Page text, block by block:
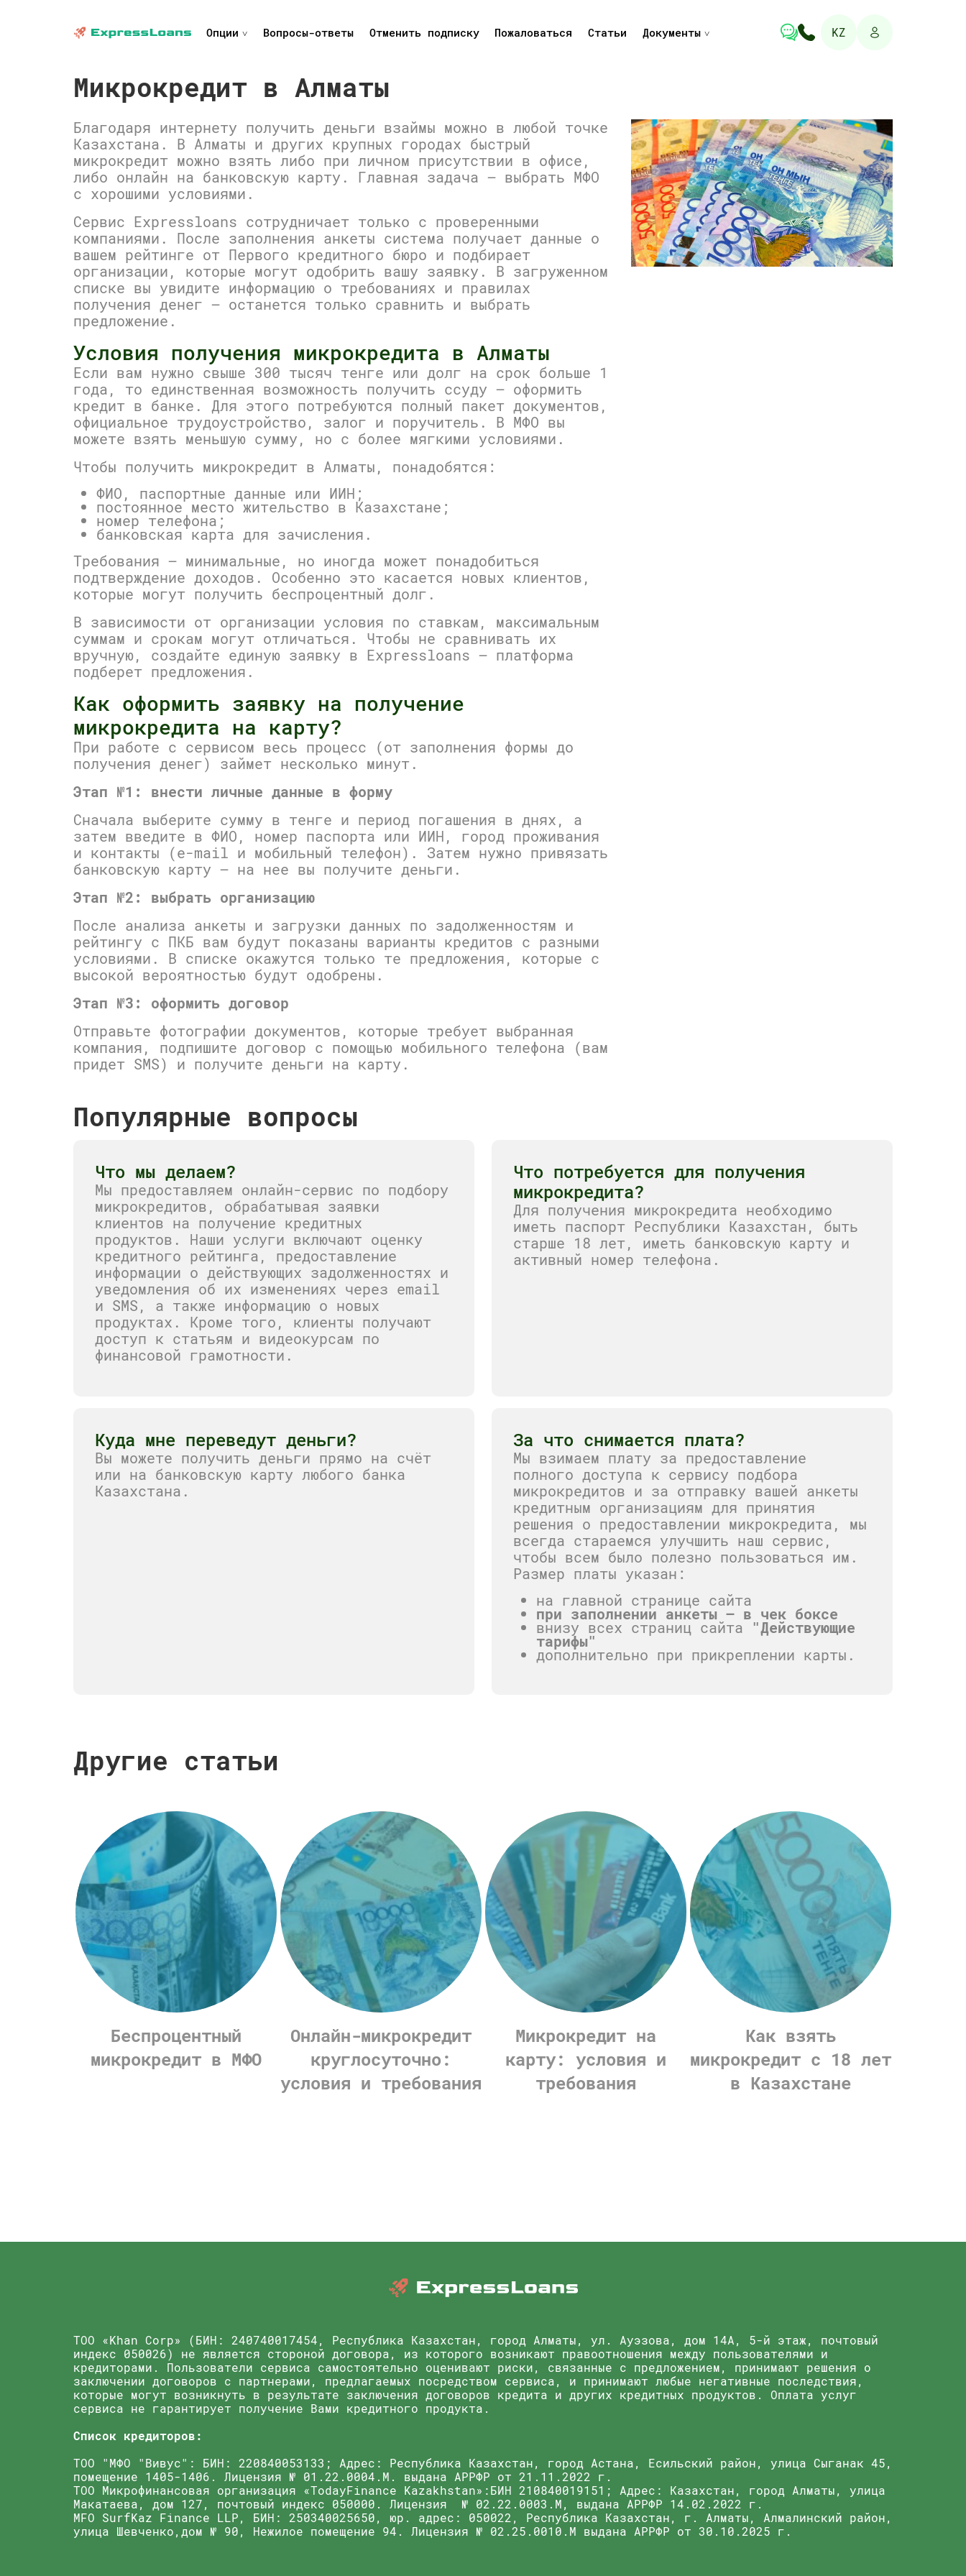
Опции Вопросы-ответы Отменить подписку Пожаловаться Статьи Документы KZ
Микрокредит в Алматы
Благодаря интернету получить деньги взаймы можно в любой точке
Казахстана. В Алматы и других крупных городах быстрый
микрокредит можно взять либо при личном присутствии в офисе,
либо онлайн на банковскую карту. Главная задача — выбрать МФО
с хорошими условиями.
Сервис Expressloans сотрудничает только с проверенными
компаниями. После заполнения анкеты система получает данные о
вашем рейтинге от Первого кредитного бюро и подбирает
организации, которые могут одобрить вашу заявку. В загруженном
списке вы увидите информацию о требованиях и правилах
получения денег — останется только сравнить и выбрать
предложение.
Условия получения микрокредита в Алматы
Если вам нужно свыше 300 тысяч тенге или долг на срок больше 1
года, то единственная возможность получить ссуду — оформить
кредит в банке. Для этого потребуются полный пакет документов,
официальное трудоустройство, залог и поручитель. В МФО вы
можете взять меньшую сумму, но с более мягкими условиями.
Чтобы получить микрокредит в Алматы, понадобятся:
ФИО, паспортные данные или ИИН;
постоянное место жительство в Казахстане;
номер телефона;
банковская карта для зачисления.
Требования — минимальные, но иногда может понадобиться
подтверждение доходов. Особенно это касается новых клиентов,
которые могут получить беспроцентный долг.
В зависимости от организации условия по ставкам, максимальным
суммам и срокам могут отличаться. Чтобы не сравнивать их
вручную, создайте единую заявку в Expressloans — платформа
подберет предложения.
Как оформить заявку на получение
микрокредита на карту?
При работе с сервисом весь процесс (от заполнения формы до
получения денег) займет несколько минут.
Этап №1: внести личные данные в форму
Сначала выберите сумму в тенге и период погашения в днях, а
затем введите в ФИО, номер паспорта или ИИН, город проживания
и контакты (e-mail и мобильный телефон). Затем нужно привязать
банковскую карту — на нее вы получите деньги.
Этап №2: выбрать организацию
После анализа анкеты и загрузки данных по задолженностям и
рейтингу с ПКБ вам будут показаны варианты кредитов с разными
условиями. В списке окажутся только те предложения, которые с
высокой вероятностью будут одобрены.
Этап №3: оформить договор
Отправьте фотографии документов, которые требует выбранная
компания, подпишите договор с помощью мобильного телефона (вам
придет SMS) и получите деньги на карту.
Популярные вопросы
Что мы делаем?
Мы предоставляем онлайн-сервис по подбору
микрокредитов, обрабатывая заявки
клиентов на получение кредитных
продуктов. Наши услуги включают оценку
кредитного рейтинга, предоставление
информации о действующих задолженностях и
уведомления об их изменениях через email
и SMS, а также информацию о новых
продуктах. Кроме того, клиенты получают
доступ к статьям и видеокурсам по
финансовой грамотности.
Что потребуется для получения
микрокредита?
Для получения микрокредита необходимо
иметь паспорт Республики Казахстан, быть
старше 18 лет, иметь банковскую карту и
активный номер телефона.
Куда мне переведут деньги?
Вы можете получить деньги прямо на счёт
или на банковскую карту любого банка
Казахстана.
За что снимается плата?
Мы взимаем плату за предоставление
полного доступа к сервису подбора
микрокредитов и за отправку вашей анкеты
кредитным организациям для принятия
решения о предоставлении микрокредита, мы
всегда стараемся улучшить наш сервис,
чтобы всем было полезно пользоваться им.
Размер платы указан:
на главной странице сайта
при заполнении анкеты — в чек боксе
внизу всех страниц сайта "Действующие
тарифы"
дополнительно при прикреплении карты.
Другие статьи
Беспроцентный
микрокредит в МФО
Онлайн-микрокредит
круглосуточно:
условия и требования
Микрокредит на
карту: условия и
требования
Как взять
микрокредит с 18 лет
в Казахстане
ТОО «Khan Corp» (БИН: 240740017454, Республика Казахстан, город Алматы, ул. Ауэзова, дом 14А, 5-й этаж, почтовый
индекс 050026) не является стороной договора, из которого возникают правоотношения между пользователями и
кредиторами. Пользователи сервиса самостоятельно оценивают риски, связанные с предложением, принимают решения о
заключении договоров с партнерами, предлагаемых посредством сервиса, и принимают любые негативные последствия,
которые могут возникнуть в результате заключения договоров кредита и других кредитных продуктов. Оплата услуг
сервиса не гарантирует получение Вами кредитного продукта.
Список кредиторов:
TОО "МФО "Вивус": БИН: 220840053133; Адрес: Республика Казахстан, город Астана, Есильский район, улица Сыганак 45,
помещение 1405-1406. Лицензия № 01.22.0004.M. выдана АРРФР от 21.11.2022 г.
ТОО Микрофинансовая организация «TodayFinance Kazakhstan»:БИН 210840019151; Адрес: Казахстан, город Алматы, улица
Макатаева, дом 127, почтовый индекс 050000. Лицензия № 02.22.0003.М, выдана АРРФР 14.02.2022 г.
MFO SurfKaz Finance LLP, БИН: 250340025650, юр. адрес: 050022, Республика Казахстан, г. Алматы, Алмалинский район,
улица Шевченко,дом № 90, Нежилое помещение 94. Лицензия № 02.25.0010.M выдана АРРФР от 30.10.2025 г.